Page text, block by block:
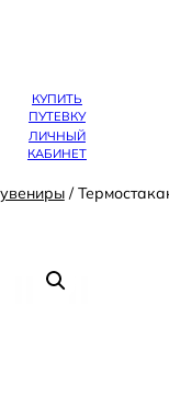
КУПИТЬ
ПУТЕВКУ
ЛИЧНЫЙ
КАБИНЕТ
/